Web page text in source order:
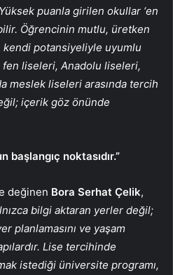
puanla girilen okullar ‘en
Öğrencinin mutlu, üretken
kendi potansiyeliyle uyumlu
liseleri, Anadolu liseleri,
meslek liseleri arasında tercih
içerik göz önünde
noktasıdır.”
değinen Bora Serhat Çelik,
bilgi aktaran yerler değil;
planlamasını ve yaşam
Lise tercihinde
istediği üniversite programı,